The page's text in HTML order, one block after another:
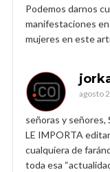
Podemos darnos
manifestaciones
mujeres en este
agosto
señoras y señores,
LE IMPORTA
cualquiera de
toda esa